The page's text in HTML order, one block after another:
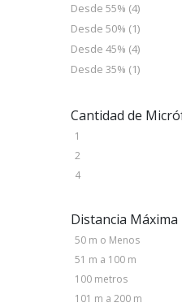
Desde 55% (4)
Desde 50% (1)
Desde 45% (4)
Desde 35% (1)
Cantidad de
1
2
4
Distancia Máxima
50 m o Menos
51 m a 100 m
100 metros
101 m a 200 m